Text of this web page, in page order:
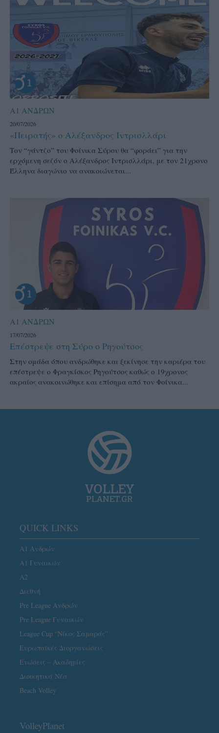
Α1 ΑΝΔΡΩΝ
20/07/2026
«Πειρατής» ο Αλέξανδρος Ιντρισλλάρι
Τον “γάντζο” του Φοίνικα Σύρου θα “φοράει” για την
ερχόμενη σεζόν ο Αλέξανδρος Ιντρισλλάρι, με τον 21χρονο
Έλληνα διαγώνιο να ανακοιώνεται...
Α1 ΑΝΔΡΩΝ
17/07/2026
Επέστρεψε στη Σύρο ο Ρηγούτσος
Στην ομάδα όπου ανδρώθηκε και ξεκίνησε την καριέρα του
επέστρεψε ο Φραγκίσκος Ρηγούτσος καθώς ο 19χρονος
ακραίος ανακοινώθηκε και επίσημα από τον Φοίνικα...
QUICK LINKS
Α1 Ανδρών
Α1 Γυναικών
A2
Διεθνή
Pre League Ανδρών
Pre League Γυναικών
League Cup “Νίκος Σαμαράς”
Ευρωπαϊκές Διοργανώσεις
Ενώσεις – Ακαδημίες
Διοικητικά Νέα
Beach Volley
VolleyPlanet